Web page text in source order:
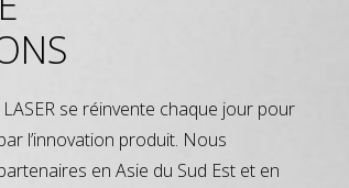
se réinvente chaque jour pour
l’innovation produit. Nous
en Asie du Sud Est et en